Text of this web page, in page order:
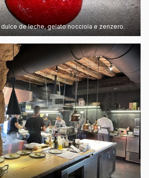
dulce de leche, gelato nocciola e zenzero.